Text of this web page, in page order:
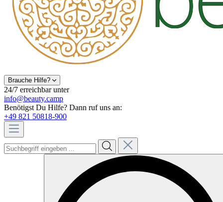
Brauche Hilfe?
24/7 erreichbar unter
info@beauty.camp
Benötigst Du Hilfe? Dann ruf uns an:
+49 821 50818-900